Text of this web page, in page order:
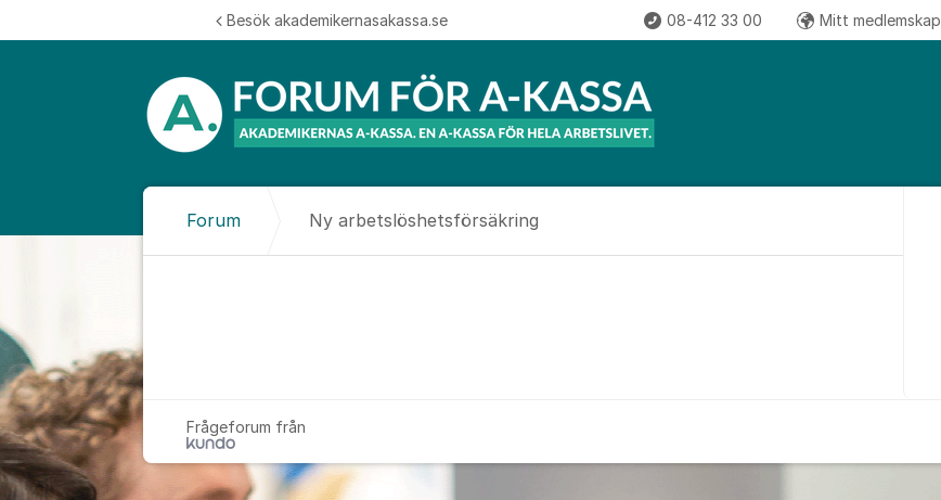
Besök akademikernasakassa.se 08-412 33 00 Mitt medlemskap
Forum Ny arbetslöshetsförsäkring
Frågeforum från